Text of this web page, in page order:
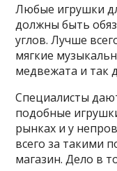
Любые игрушки
должны быть
углов. Лучше
мягкие
медвежата и так
Специалисты
подобные
рынках и у
всего за такими
магазин. Дело в